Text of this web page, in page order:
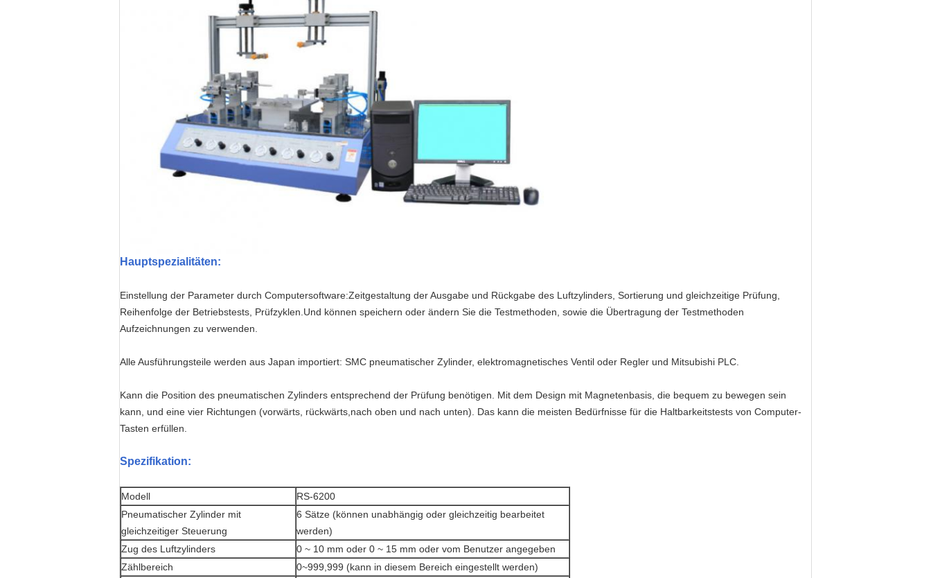
Hauptspezialitäten:
Einstellung der Parameter durch Computersoftware:Zeitgestaltung der Ausgabe und Rückgabe des Luftzylinders, Sortierung und gleichzeitige Prüfung,
Reihenfolge der Betriebstests, Prüfzyklen.Und können speichern oder ändern Sie die Testmethoden, sowie die Übertragung der Testmethoden
Aufzeichnungen zu verwenden.
Alle Ausführungsteile werden aus Japan importiert: SMC pneumatischer Zylinder, elektromagnetisches Ventil oder Regler und Mitsubishi PLC.
Kann die Position des pneumatischen Zylinders entsprechend der Prüfung benötigen. Mit dem Design mit Magnetenbasis, die bequem zu bewegen sein
kann, und eine vier Richtungen (vorwärts, rückwärts,nach oben und nach unten). Das kann die meisten Bedürfnisse für die Haltbarkeitstests von Computer-
Tasten erfüllen.
Spezifikation:
Modell
RS-6200
Pneumatischer Zylinder mit
gleichzeitiger Steuerung
6 Sätze (können unabhängig oder gleichzeitig bearbeitet
werden)
Zug des Luftzylinders
0 ~ 10 mm oder 0 ~ 15 mm oder vom Benutzer angegeben
Zählbereich
0~999,999 (kann in diesem Bereich eingestellt werden)